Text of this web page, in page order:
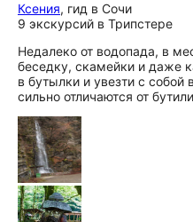
Ксения, гид в Сочи
9 экскурсий в Трипстере
Недалеко от водопада, в
беседку, скамейки и даже
в бутылки и увезти с
сильно отличаются от